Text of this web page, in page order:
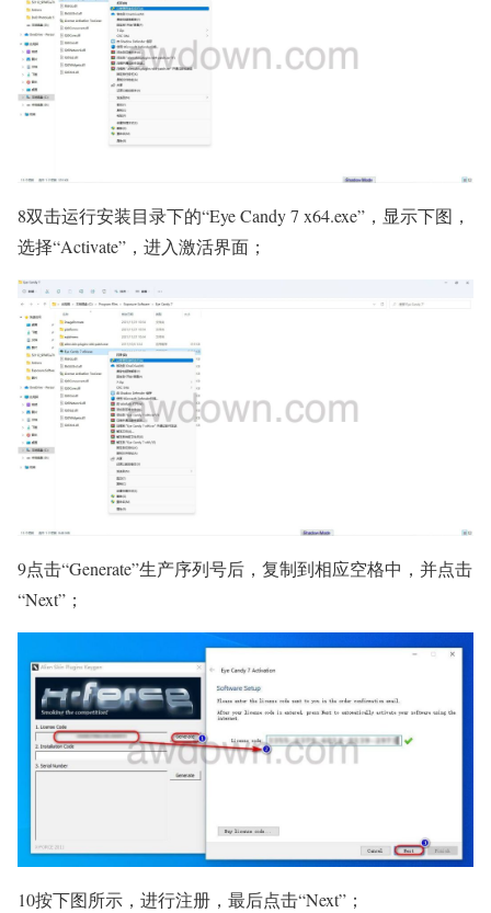
8双击运行安装目录下的“Eye Candy 7 x64.exe”，显示下图，
选择“Activate”，进入激活界面；
9点击“Generate”生产序列号后，复制到相应空格中，并点击
“Next”；
10按下图所示，进行注册，最后点击“Next”；